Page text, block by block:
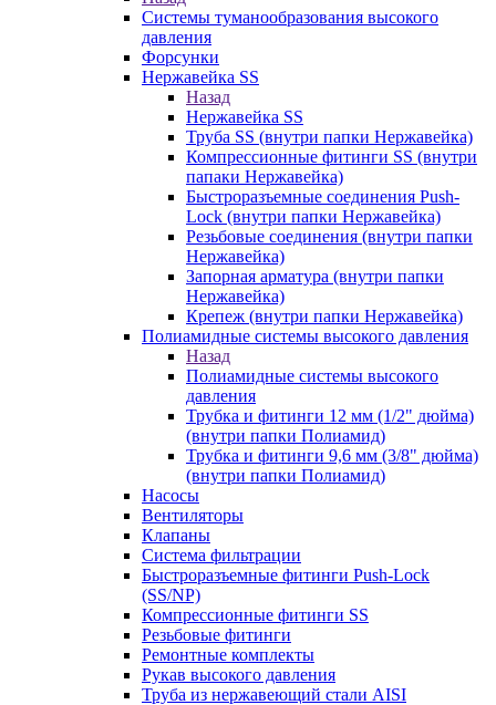
Системы туманообразования высокого
давления
Форсунки
Нержавейка SS
Назад
Нержавейка SS
Труба SS (внутри папки Нержавейка)
Компрессионные фитинги SS (внутри
папаки Нержавейка)
Быстроразъемные соединения Push-
Lock (внутри папки Нержавейка)
Резьбовые соединения (внутри папки
Нержавейка)
Запорная арматура (внутри папки
Нержавейка)
Крепеж (внутри папки Нержавейка)
Полиамидные системы высокого давления
Назад
Полиамидные системы высокого
давления
Трубка и фитинги 12 мм (1/2" дюйма)
(внутри папки Полиамид)
Трубка и фитинги 9,6 мм (3/8" дюйма)
(внутри папки Полиамид)
Насосы
Вентиляторы
Клапаны
Система фильтрации
Быстроразъемные фитинги Push-Lock
(SS/NP)
Компрессионные фитинги SS
Резьбовые фитинги
Ремонтные комплекты
Рукав высокого давления
Труба из нержавеющий стали AISI